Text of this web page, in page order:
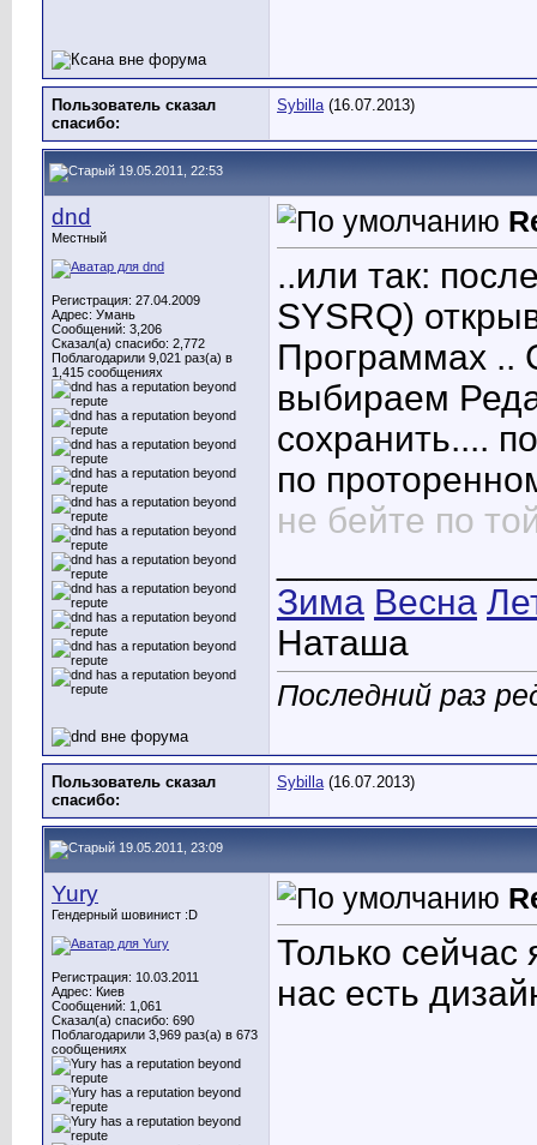
Пользователь сказал
cпасибо:
Sybilla(16.07.2013)
19.05.2011, 22:53
dnd
Местный
Регистрация: 27.04.2009
Адрес: Умань
Сообщений: 3,206
Сказал(а) спасибо: 2,772
Поблагодарили 9,021 раз(а) в
1,415 сообщениях
..или так:
SYSRQ)
Программах ..
выбираем
сохранить....
по
не бейте по
Зима Весна
Наташа
Последний раз
Пользователь сказал
cпасибо:
Sybilla(16.07.2013)
19.05.2011, 23:09
Yury
Гендерный шовинист :D
Регистрация: 10.03.2011
Адрес: Киев
Сообщений: 1,061
Сказал(а) спасибо: 690
Поблагодарили 3,969 раз(а) в 673
сообщениях
Только сейчас
нас есть